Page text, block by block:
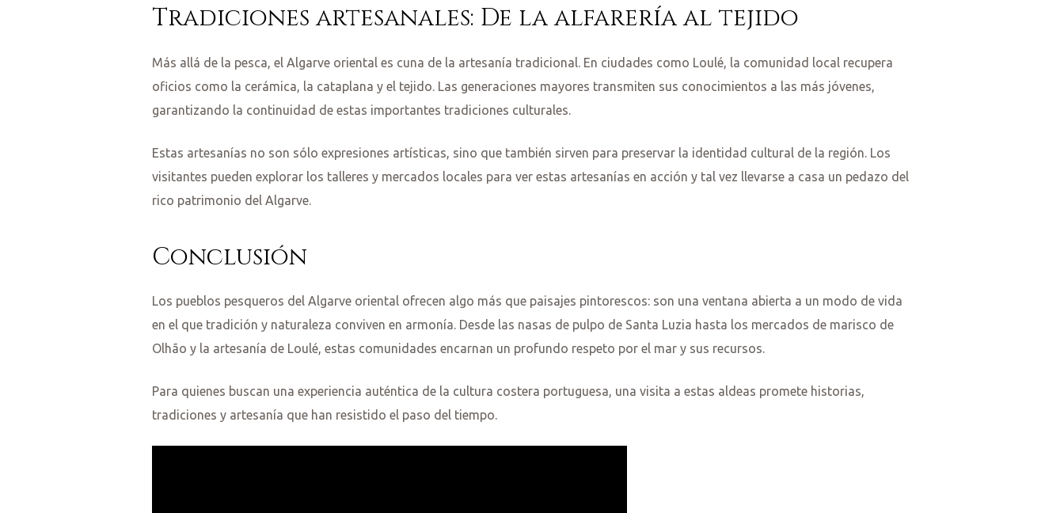
Tradiciones artesanales: De la alfarería al tejido
Más allá de la pesca, el Algarve oriental es cuna de la artesanía tradicional. En ciudades como Loulé, la comunidad local recupera
oficios como la cerámica, la cataplana y el tejido. Las generaciones mayores transmiten sus conocimientos a las más jóvenes,
garantizando la continuidad de estas importantes tradiciones culturales.
Estas artesanías no son sólo expresiones artísticas, sino que también sirven para preservar la identidad cultural de la región. Los
visitantes pueden explorar los talleres y mercados locales para ver estas artesanías en acción y tal vez llevarse a casa un pedazo del
rico patrimonio del Algarve.
Conclusión
Los pueblos pesqueros del Algarve oriental ofrecen algo más que paisajes pintorescos: son una ventana abierta a un modo de vida
en el que tradición y naturaleza conviven en armonía. Desde las nasas de pulpo de Santa Luzia hasta los mercados de marisco de
Olhão y la artesanía de Loulé, estas comunidades encarnan un profundo respeto por el mar y sus recursos.
Para quienes buscan una experiencia auténtica de la cultura costera portuguesa, una visita a estas aldeas promete historias,
tradiciones y artesanía que han resistido el paso del tiempo.